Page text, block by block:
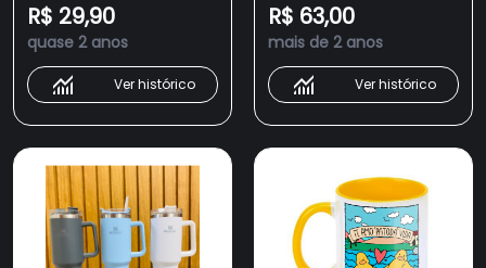
meme)
R$ 29,90
quase 2 anos
Ver histórico
Inoxidável (Promoção)
novo
R$ 63,00
mais de 2 anos
Ver histórico